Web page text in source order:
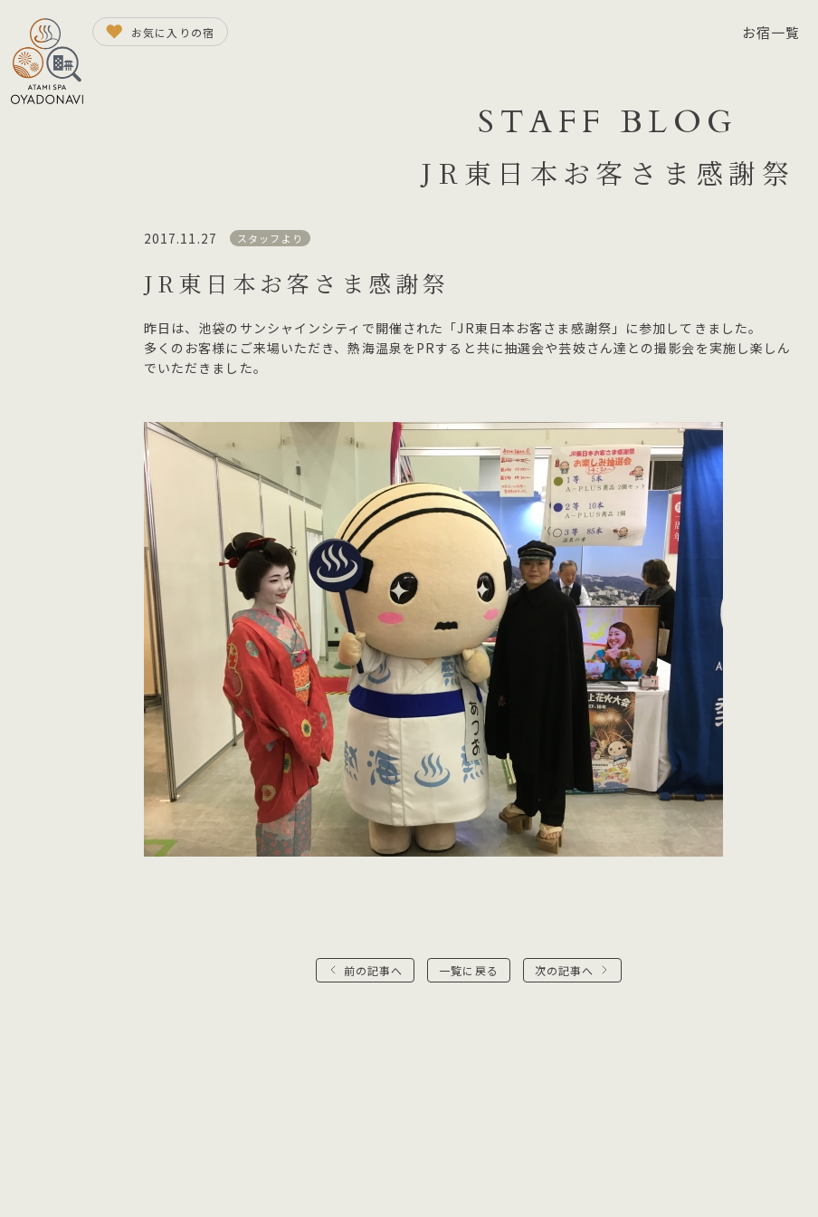
STAFF BLOG
JR東日本お客さま感謝祭
お気に入りの宿 お宿一覧
2017.11.27 スタッフより
JR東日本お客さま感謝祭
昨日は、池袋のサンシャインシティで開催された「JR東日本お客さま感謝祭」に参加してきました。
多くのお客様にご来場いただき、熱海温泉をPRすると共に抽選会や芸妓さん達との撮影会を実施し楽しん
でいただきました。
前の記事へ 一覧に戻る 次の記事へ